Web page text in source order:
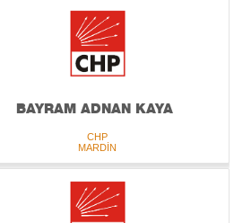
BAYRAM ADNAN KAYA
CHP
MARDİN